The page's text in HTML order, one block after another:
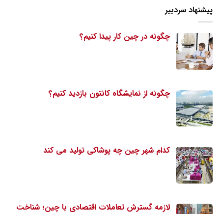
پیشنهاد سردبیر
چگونه در چین کار پیدا کنیم؟
چگونه از نمایشگاه کانتون بازدید کنیم؟
کدام شهر چین چه پوشاکی تولید می کند
لازمه گسترش تعاملات اقتصادی با چین؛ شناخت